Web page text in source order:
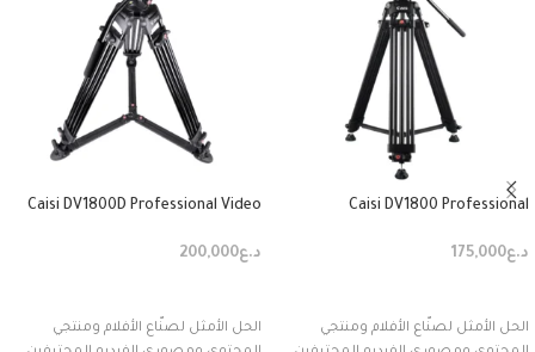
Caisi DV1800 Professional
د.ع175,000
الحل الأمثل لصنّاع الأفلام ومنتجي
Caisi DV1800D Professional Video
د.ع200,000
الحل الأمثل لصنّاع الأفلام ومنتجي